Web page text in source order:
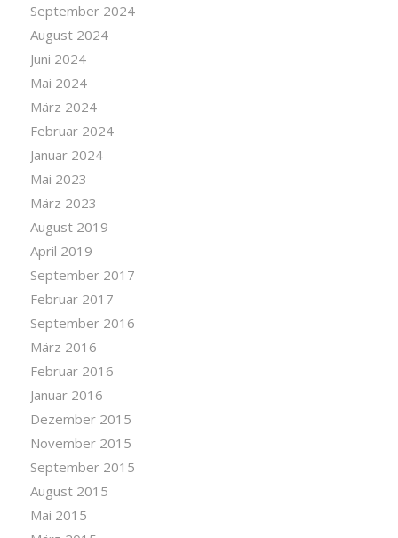
September 2024
August 2024
Juni 2024
Mai 2024
März 2024
Februar 2024
Januar 2024
Mai 2023
März 2023
August 2019
April 2019
September 2017
Februar 2017
September 2016
März 2016
Februar 2016
Januar 2016
Dezember 2015
November 2015
September 2015
August 2015
Mai 2015